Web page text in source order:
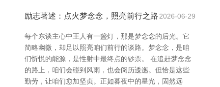
励志著述：点火梦念念，照亮前行之路 2026-06-29
每个东谈主心中王人有一盏灯，那是梦念念的后光。它
简略幽微，却足以照亮咱们前行的谈路。梦念念，是咱
们忻悦的能源，是性射中最终点的钞票。 在追赶梦念念
的路上，咱们会碰到风雨，也会阅历逶迤。但恰是这些
勤劳，让咱们愈加坚贞。正如暮夜中的星光，固然远